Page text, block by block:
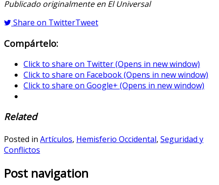
Publicado originalmente en El Universal
Share on TwitterTweet
Compártelo:
Click to share on Twitter (Opens in new window)
Click to share on Facebook (Opens in new window)
Click to share on Google+ (Opens in new window)
Related
Posted in Artículos, Hemisferio Occidental, Seguridad y
Conflictos
Post navigation